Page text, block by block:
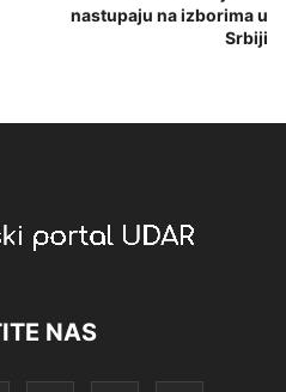
nastupaju na izborima u
Srbiji
NAS